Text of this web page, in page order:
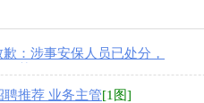
：涉事安保人员已处分，
聘推荐 业务主管[1图]